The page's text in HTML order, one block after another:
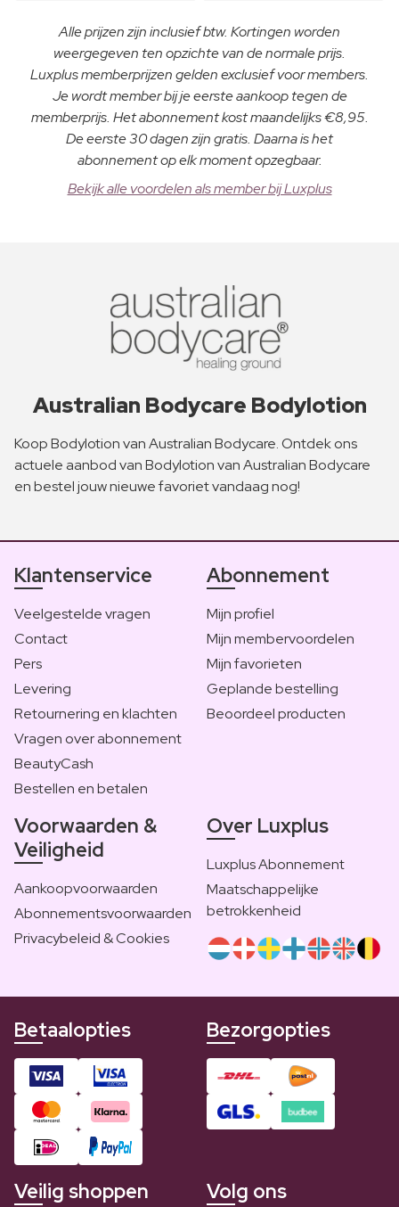
Alle prijzen zijn inclusief btw. Kortingen worden
weergegeven ten opzichte van de normale prijs.
Luxplus memberprijzen gelden exclusief voor members.
Je wordt member bij je eerste aankoop tegen de
memberprijs. Het abonnement kost maandelijks €8,95.
De eerste 30 dagen zijn gratis. Daarna is het
abonnement op elk moment opzegbaar.
Bekijk alle voordelen als member bij Luxplus
Australian Bodycare Bodylotion
Koop Bodylotion van Australian Bodycare. Ontdek ons
actuele aanbod van Bodylotion van Australian Bodycare
en bestel jouw nieuwe favoriet vandaag nog!
Klantenservice
Veelgestelde vragen
Contact
Pers
Levering
Retournering en klachten
Vragen over abonnement
BeautyCash
Bestellen en betalen
Abonnement
Mijn profiel
Mijn membervoordelen
Mijn favorieten
Geplande bestelling
Beoordeel producten
Voorwaarden &
Veiligheid
Aankoopvoorwaarden
Abonnementsvoorwaarden
Privacybeleid & Cookies
Over Luxplus
Luxplus Abonnement
Maatschappelijke
betrokkenheid
Betaalopties Bezorgopties
Veilig shoppen Volg ons